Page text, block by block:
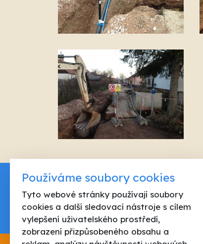
Horská 164
Trutnov 541 01
Používáme soubory cookies
Tyto webové stránky používají soubory
cookies a další sledovací nástroje s cílem
vylepšení uživatelského prostředí,
zobrazení přizpůsobeného obsahu a